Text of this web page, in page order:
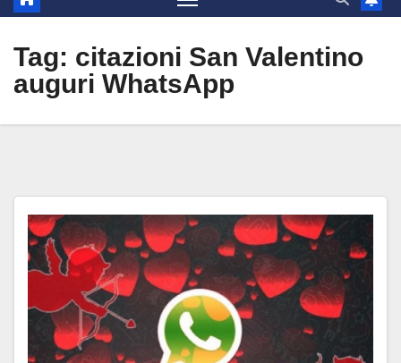
Tag: citazioni San Valentino
auguri WhatsApp